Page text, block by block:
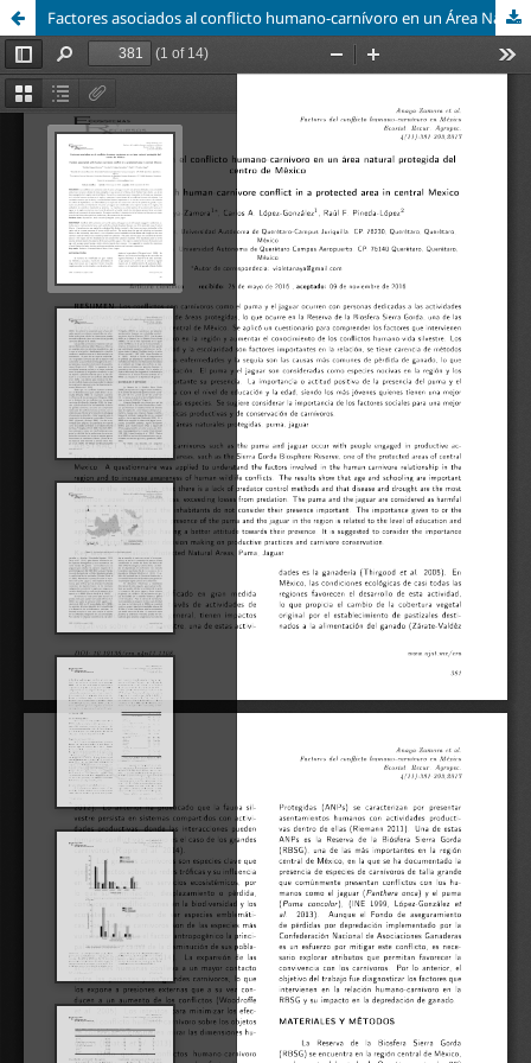
Factores asociados al conflicto humano-carnívoro en un Área Natural Protegida en el centro de México.